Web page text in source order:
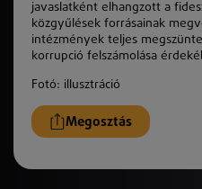
javaslatként elhangzott a
közgyűlések forrásainak
intézmények teljes
korrupció felszámolása
Fotó: illusztráció
Megosztás